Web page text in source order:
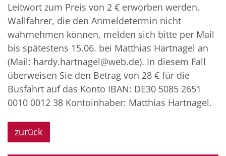
Leitwort zum Preis von 2 € erworben werden.
Wallfahrer, die den Anmeldetermin nicht
wahrnehmen können, melden sich bitte per Mail
bis spätestens 15.06. bei Matthias Hartnagel an
(Mail: hardy.hartnagel@web.de). In diesem Fall
überweisen Sie den Betrag von 28 € für die
Busfahrt auf das Konto IBAN: DE30 5085 2651
0010 0012 38 Kontoinhaber: Matthias Hartnagel.
zurück